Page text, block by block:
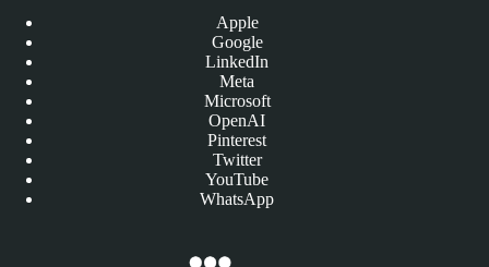
Apple
Google
LinkedIn
Meta
Microsoft
OpenAI
Pinterest
Twitter
YouTube
WhatsApp